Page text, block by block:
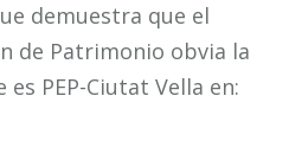
demuestra que el
de Patrimonio obvia la
PEP-Ciutat Vella en: